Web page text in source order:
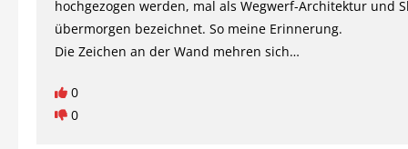
hochgezogen werden, mal als Wegwerf-Architektur und
übermorgen bezeichnet. So meine Erinnerung.
Die Zeichen an der Wand mehren sich…
0
0